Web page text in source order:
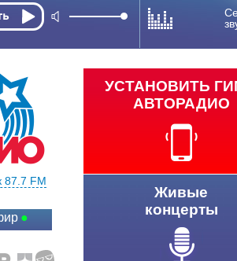
87.7 FM
УСТАНОВИТЬ
АВТОРАДИО
Живые
концерты